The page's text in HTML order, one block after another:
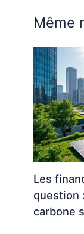
Même
Les
question
carbone